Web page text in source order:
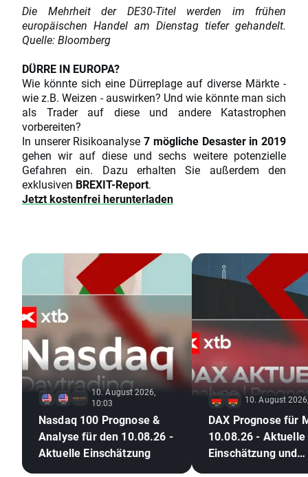
Die Mehrheit der DE30-Titel werden im frühen
europäischen Handel am Dienstag tiefer gehandelt.
Quelle: Bloomberg
DÜRRE IN EUROPA?
Wie könnte sich eine Dürreplage auf diverse Märkte -
wie z.B. Weizen - auswirken? Und wie könnte man sich
als Trader auf diese und andere Katastrophen
vorbereiten?
In unserer Risikoanalyse7 mögliche Desaster in 2019
gehen wir auf diese und sechs weitere potenzielle
Gefahren ein. Dazu erhalten Sie außerdem den
exklusiven BREXIT-Report.
Jetzt kostenfrei herunterladen
10. August 2026,
10:03
Nasdaq 100 Prognose &
Analyse für den 10.08.26 -
Aktuelle Einschätzung
10. August
DAX Prognose für
10.08.26 - Aktuelle
Einschätzung und